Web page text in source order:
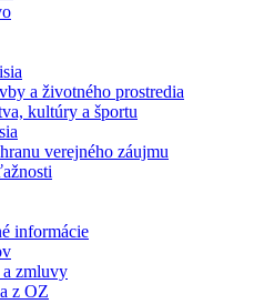
a životného prostredia
kultúry a športu
verejného záujmu
informácie
zmluvy
z OZ